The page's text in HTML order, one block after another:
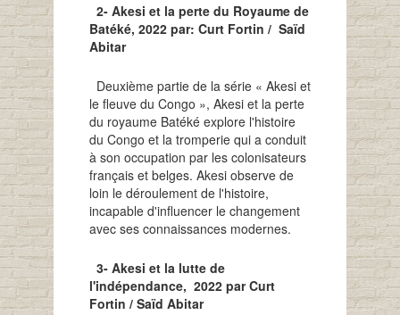
2- Akesi et la perte du Royaume de
Batéké, 2022 par: Curt Fortin / Saïd
Abitar
Deuxième partie de la série « Akesi et
le fleuve du Congo », Akesi et la perte
du royaume Batéké explore l'histoire
du Congo et la tromperie qui a conduit
à son occupation par les colonisateurs
français et belges. Akesi observe de
loin le déroulement de l'histoire,
incapable d'influencer le changement
avec ses connaissances modernes.
3- Akesi et la lutte de
l'indépendance, 2022 par Curt
Fortin / Saïd Abitar